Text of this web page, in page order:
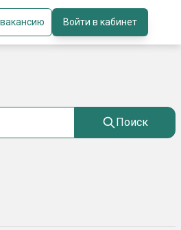
Войти в кабинет
Поиск